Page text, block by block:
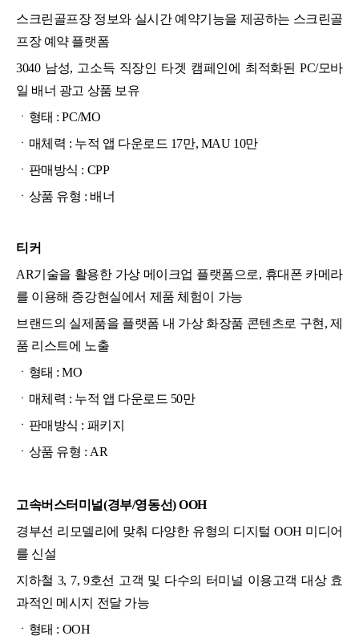
스크린골프장 정보와 실시간 예약기능을 제공하는 스크린골
프장 예약 플랫폼
3040 남성, 고소득 직장인 타겟 캠페인에 최적화된 PC/모바
일 배너 광고 상품 보유
ㆍ형태 :PC/MO
ㆍ매체력 : 누적 앱 다운로드 17만, MAU 10만
ㆍ판매방식 : CPP
ㆍ상품 유형 : 배너
티커
AR기술을 활용한 가상 메이크업 플랫폼으로, 휴대폰 카메라
를 이용해 증강현실에서 제품 체험이 가능
브랜드의 실제품을 플랫폼 내 가상 화장품 콘텐츠로 구현, 제
품 리스트에 노출
ㆍ형태 : MO
ㆍ매체력 : 누적 앱 다운로드 50만
ㆍ판매방식 : 패키지
ㆍ상품 유형 : AR
고속버스터미널(경부/영동선) OOH
경부선 리모델리에 맞춰 다양한 유형의 디지털 OOH 미디어
를 신설
지하철 3, 7, 9호선 고객 및 다수의 터미널 이용고객 대상 효
과적인 메시지 전달 가능
ㆍ형태 : OOH